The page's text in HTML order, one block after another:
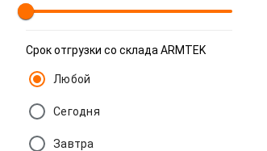
Срок отгрузки со склада ARMTEK
Любой
Сегодня
Завтра